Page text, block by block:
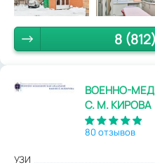
8
ВОЕННО-
С. М. КИРОВА
80 отзывов
УЗИ